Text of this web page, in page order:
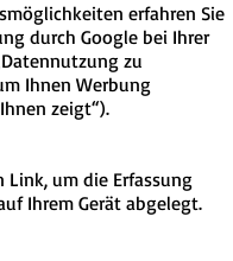
erfahren Sie
durch Google bei Ihrer
zu
Ihnen Werbung
zeigt“).
um die Erfassung
Ihrem Gerät abgelegt.